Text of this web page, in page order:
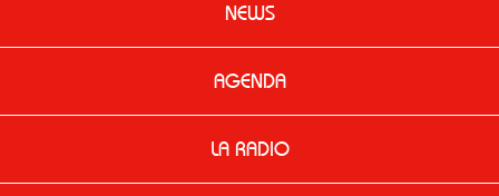
NEWS
AGENDA
LA RADIO